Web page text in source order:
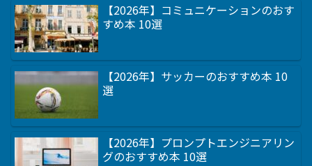
【2026年】コミュニケーションのおす
すめ本 10選
【2026年】サッカーのおすすめ本 10
選
【2026年】プロンプトエンジニアリン
グのおすすめ本 10選